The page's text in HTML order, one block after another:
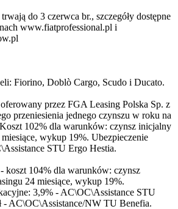
do 3 czerwca br., szczegóły dostępne
www.fiatprofessional.pl i
Fiorino, Doblò Cargo, Scudo i Ducato.
przez FGA Leasing Polska Sp. z
przeniesienia jednego czynszu w roku na
102% dla warunków: czynsz inicjalny
wykup 19%. Ubezpieczenie
STU Ergo Hestia.
koszt 104% dla warunków: czynsz
24 miesiące, wykup 19%.
3,9% - AC\OC\Assistance STU
- AC\OC\Assistance/NW TU Benefia.